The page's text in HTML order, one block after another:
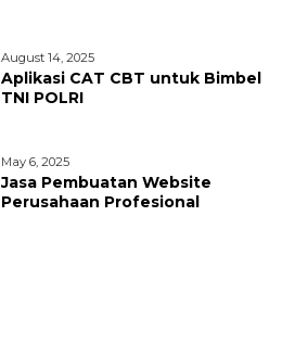
August 14, 2025
Aplikasi CAT CBT untuk Bimbel
TNI POLRI
May 6, 2025
Jasa Pembuatan Website
Perusahaan Profesional